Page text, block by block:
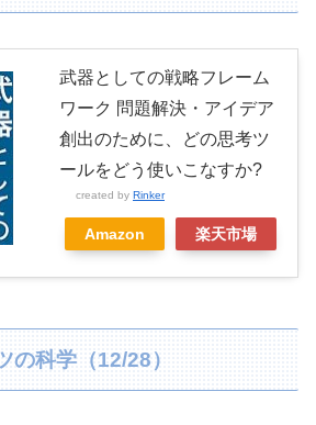
武器としての戦略フレーム
ワーク 問題解決・アイデア
創出のために、どの思考ツ
ールをどう使いこなすか?
created by Rinker
Amazon 楽天市場
の科学（12/28）